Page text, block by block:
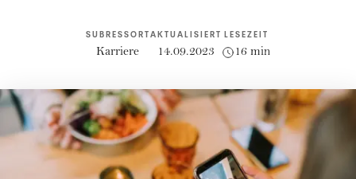
SUBRESSORT
Karriere
AKTUALISIERT
14.09.2023
LESEZEIT
16 min